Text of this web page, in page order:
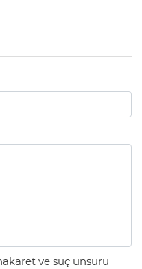
ve suç unsuru